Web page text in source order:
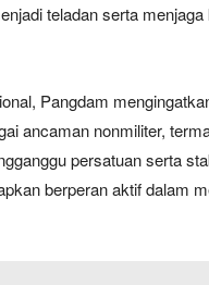
teladan serta
Pangdam
ancaman nonmiliter,
persatuan serta
berperan aktif dalam